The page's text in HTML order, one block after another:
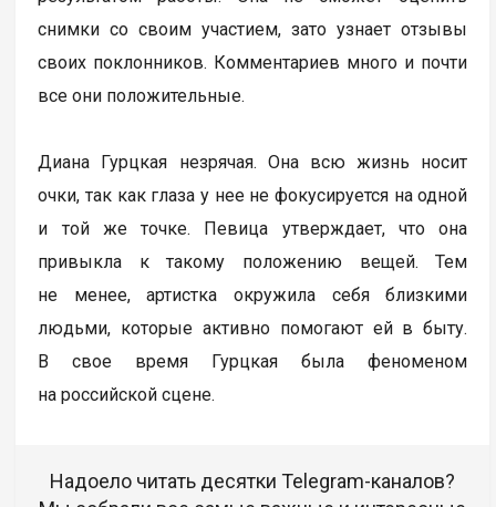
снимки со своим участием, зато узнает отзывы
своих поклонников. Комментариев много и почти
все они положительные.
Диана Гурцкая незрячая. Она всю жизнь носит
очки, так как глаза у нее не фокусируется на одной
и той же точке. Певица утверждает, что она
привыкла к такому положению вещей. Тем
не менее, артистка окружила себя близкими
людьми, которые активно помогают ей в быту.
В свое время Гурцкая была феноменом
на российской сцене.
Надоело читать десятки Telegram-каналов?